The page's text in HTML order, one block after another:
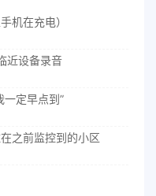
机在充电）
近设备录音
一定早点到”
之前监控到的小区